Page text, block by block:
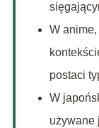
W anime,
postaci
W
używane